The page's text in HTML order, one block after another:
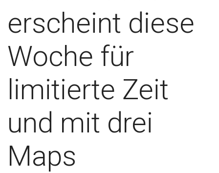
erscheint diese
Woche für
limitierte Zeit
und mit drei
Maps